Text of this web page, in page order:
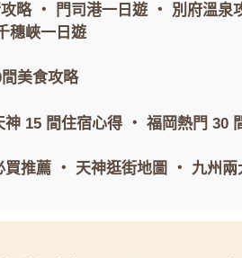
略・ 門司港一日遊 ・ 別府溫泉
穗峽一日遊
美食攻略
神 15 間住宿心得 ・ 福岡熱門 30
買推薦 ・ 天神逛街地圖 ・ 九州兩